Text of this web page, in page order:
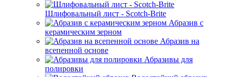
Шлифовальный лист - Scotch-Brite
Абразив с
керамическим зерном
Абразив на
всепенной основе
Абразивы для
полировки